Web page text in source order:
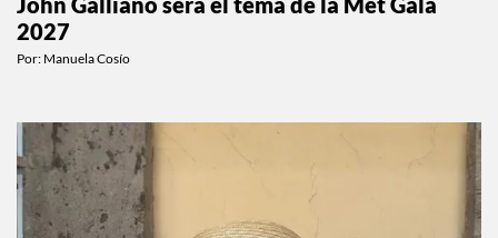
2027
Por: Manuela Cosío